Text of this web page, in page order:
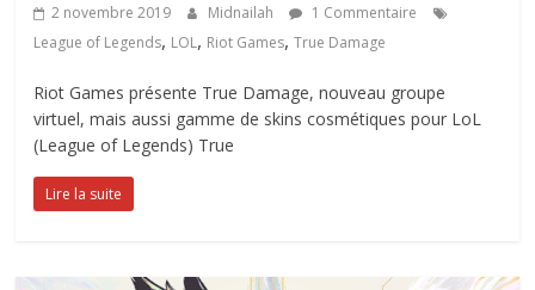
2 novembre 2019 Midnailah
1 Commentaire
League of Legends, LOL, Riot Games,True Damage
Riot Games présente True Damage, nouveau groupe
virtuel, mais aussi gamme de skins cosmétiques pour LoL
(League of Legends) True
Lire la suite